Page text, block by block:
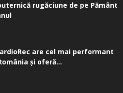
rugăciune de pe Pământ
are cel mai performant
și oferă...